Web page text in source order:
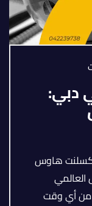
دبي:
هاوس
العالمي
من أي وقت